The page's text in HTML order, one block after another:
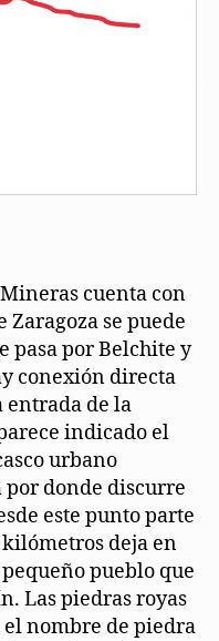
cuenta con
se puede
pasa por Belchite y
conexión directa
entrada de la
indicado el
urbano
por donde discurre
este punto parte
deja en
pueblo que
Las piedras royas
nombre de piedra